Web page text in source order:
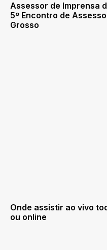
Assessor de Imprensa
5º Encontro de
Grosso
Onde assistir ao vivo
ou online